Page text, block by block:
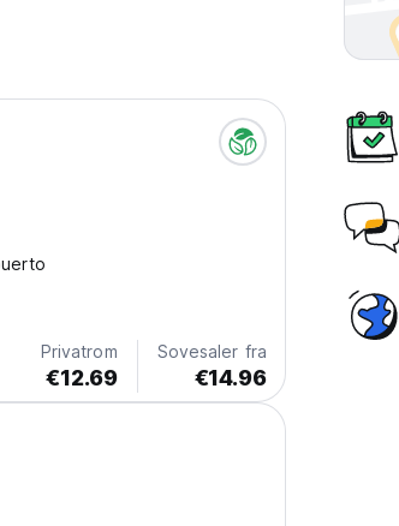
Privatrom
€12.69
Sovesaler fra
€14.96